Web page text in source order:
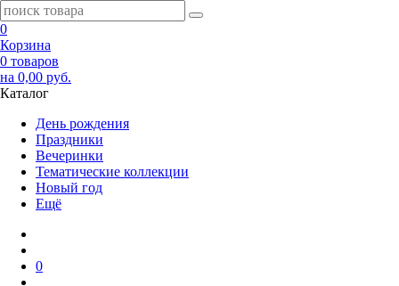
0
Корзина
0 товаров
на 0,00 руб.
Каталог
День рождения
Праздники
Вечеринки
Тематические коллекции
Новый год
Ещё
0